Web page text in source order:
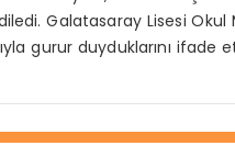
Galatasaray Lisesi
gurur duyduklarını ifade